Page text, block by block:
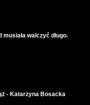
walczyć długo.
- Katarzyna Bosacka